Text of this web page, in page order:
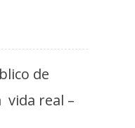
de
vida real –